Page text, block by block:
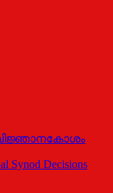
Synod Decisions